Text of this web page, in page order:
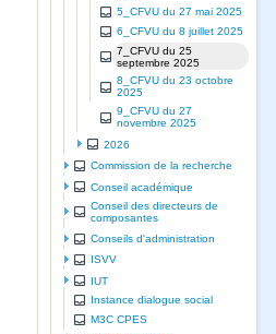
5_CFVU du 27 mai 2025
6_CFVU du 8 juillet 2025
7_CFVU du 25
septembre 2025
8_CFVU du 23 octobre
2025
9_CFVU du 27
novembre 2025
2026
Commission de la recherche
Conseil académique
Conseil des directeurs de
composantes
Conseils d'administration
ISVV
IUT
Instance dialogue social
M3C CPES